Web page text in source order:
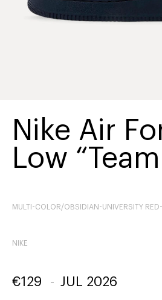
Nike Air
Low
MULTI-COLOR/OBSIDIAN-UNIVERSITY
NIKE
€129 - JUL 2026